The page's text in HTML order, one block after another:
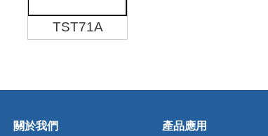
TST71A
關於我們 產品應用